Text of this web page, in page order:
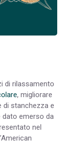
di rilassamento
, migliorare
di stanchezza e
dato emerso da
nel